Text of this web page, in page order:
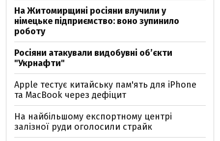
На Житомирщині росіяни влучили у
німецьке підприємство: воно зупинило
роботу
Росіяни атакували видобувні обʼєкти
"Укрнафти"
Apple тестує китайську пам'ять для iPhone
та MacBook через дефіцит
На найбільшому експортному центрі
залізної руди оголосили страйк